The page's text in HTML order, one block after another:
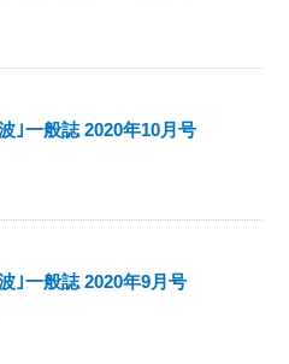
｣一般誌 2020年10月号
｣一般誌 2020年9月号